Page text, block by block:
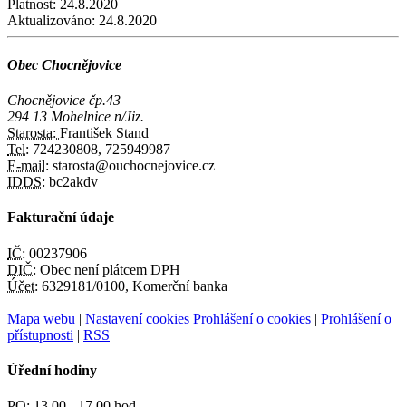
Platnost: 24.8.2020
Aktualizováno: 24.8.2020
Obec Chocnějovice
Chocnějovice čp.43
294 13 Mohelnice n/Jiz.
Starosta: František Stand
Tel: 724230808, 725949987
E-mail: starosta@ouchocnejovice.cz
IDDS: bc2akdv
Fakturační údaje
IČ: 00237906
DIČ: Obec není plátcem DPH
Účet: 6329181/0100, Komerční banka
Mapa webu | Nastavení cookies Prohlášení o cookies | Prohlášení o
přístupnosti | RSS
Úřední hodiny